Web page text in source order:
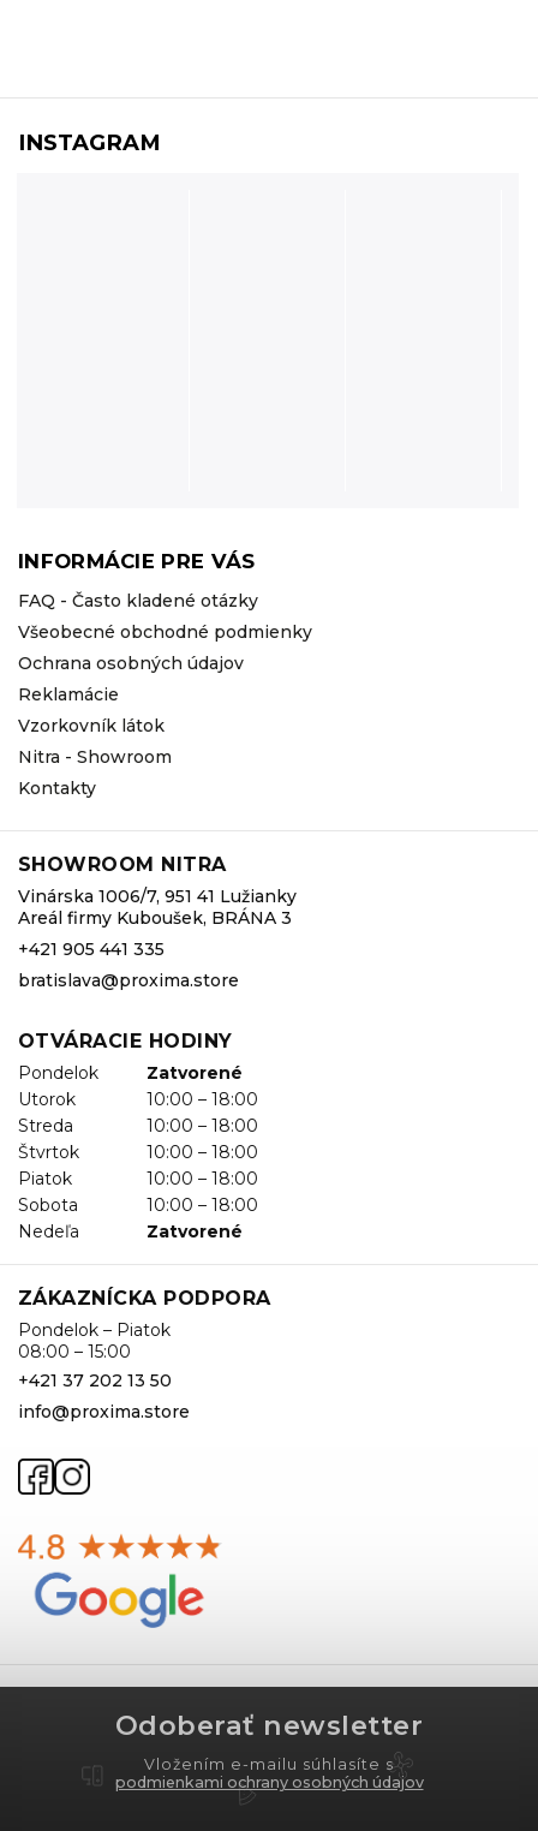
INFORMÁCIE PRE VÁS
FAQ - Často kladené otázky
Všeobecné obchodné podmienky
Ochrana osobných údajov
Reklamácie
Vzorkovník látok
Nitra - Showroom
Kontakty
SHOWROOM NITRA
Vinárska 1006/7, 951 41 Lužianky
Areál firmy Kuboušek, BRÁNA 3
+421 905 441 335
bratislava@proxima.store
OTVÁRACIE HODINY
Pondelok
Zatvorené
Utorok
10:00 – 18:00
Streda
10:00 – 18:00
Štvrtok
10:00 – 18:00
Piatok
10:00 – 18:00
Sobota
10:00 – 18:00
Nedeľa
Zatvorené
ZÁKAZNÍCKA PODPORA
Pondelok – Piatok
08:00 – 15:00
+421 37 202 13 50
info@proxima.store
Odoberať newsletter
Vložením e-mailu súhlasíte s
podmienkami ochrany osobných údajov
INSTAGRAM